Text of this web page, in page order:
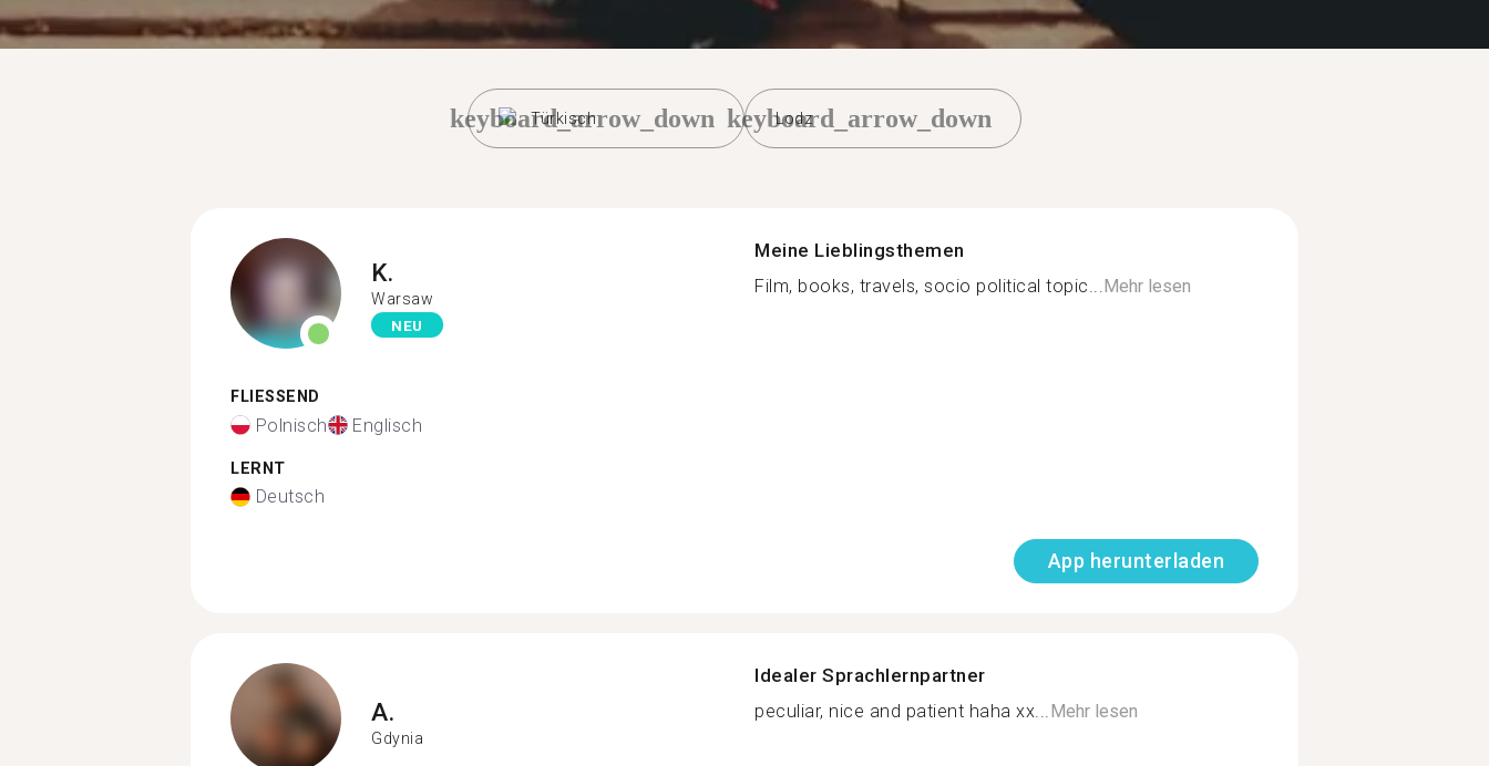
Türkisch
keyboard_arrow_down Lodz
keyboard_arrow_down
K.
Warsaw
NEU
FLIESSEND
Polnisch Englisch
LERNT
Deutsch
Meine Lieblingsthemen
Film, books, travels, socio political topic...Mehr lesen
App herunterladen
A.
Gdynia
Idealer Sprachlernpartner
peculiar, nice and patient haha xx...Mehr lesen